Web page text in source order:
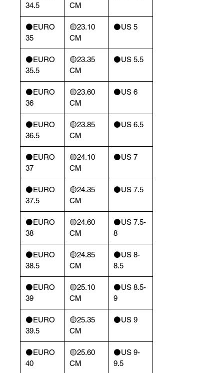
34.5
CM
⚫️EURO
35
🟡23.10
CM
⚫️US 5
⚫️EURO
35.5
🟡23.35
CM
⚫️US 5.5
⚫️EURO
36
🟡23.60
CM
⚫️US 6
⚫️EURO
36.5
🟡23.85
CM
⚫️US 6.5
⚫️EURO
37
🟡24.10
CM
⚫️US 7
⚫️EURO
37.5
🟡24.35
CM
⚫️US 7.5
⚫️EURO
38
🟡24.60
CM
⚫️US 7.5-
8
⚫️EURO
38.5
🟡24.85
CM
⚫️US 8-
8.5
⚫️EURO
39
🟡25.10
CM
⚫️US 8.5-
9
⚫️EURO
39.5
🟡25.35
CM
⚫️US 9
⚫️EURO
40
🟡25.60
CM
⚫️US 9-
9.5